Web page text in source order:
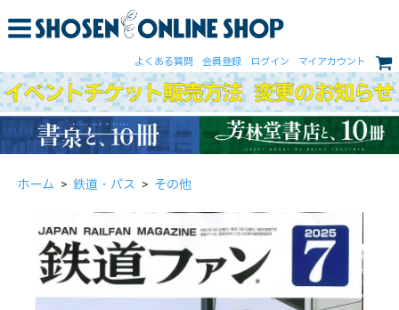
よくある質問 会員登録 ログイン マイアカウント
ホーム > 鉄道・バス > その他